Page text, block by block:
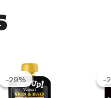
-29%
-29%
El
precio
original
era:
actual
es:
-
-